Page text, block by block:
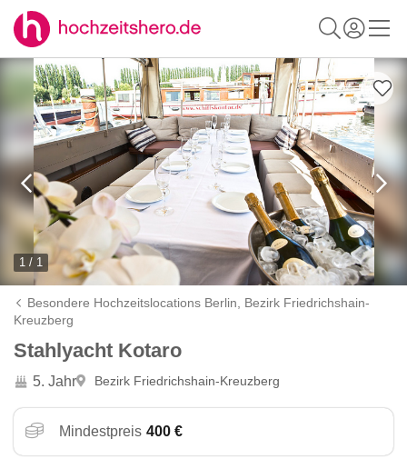
1 / 1
Besondere Hochzeitslocations Berlin, Bezirk Friedrichshain-
Kreuzberg
Stahlyacht Kotaro
5. Jahr Bezirk Friedrichshain-Kreuzberg
Mindestpreis 400 €